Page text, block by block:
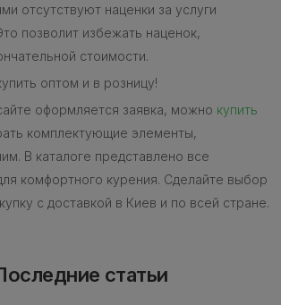
отсутствуют наценки за услуги
позволит избежать наценок,
стоимости.
оптом и в розницу!
оформляется заявка, можно купить
комплектующие элементы,
В каталоге представлено все
комфортного курения. Сделайте выбор
с доставкой в Киев и по всей стране.
статьи